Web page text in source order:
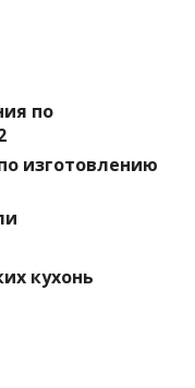
по
изготовлению
кухонь